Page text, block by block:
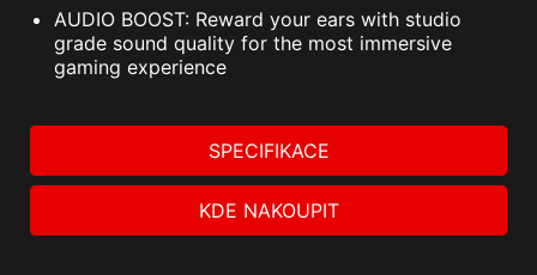
AUDIO BOOST: Reward your ears with studio
grade sound quality for the most immersive
gaming experience
SPECIFIKACE
KDE NAKOUPIT